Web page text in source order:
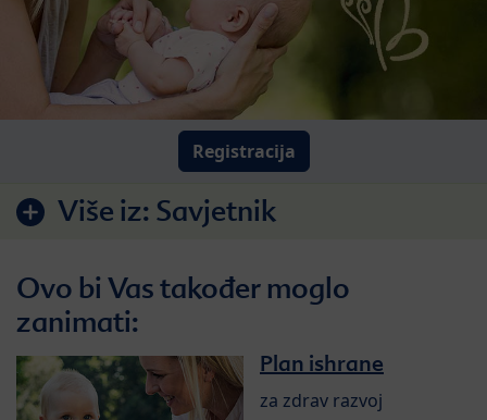
Registracija
Više iz: Savjetnik
Ovo bi Vas također moglo
zanimati:
Plan ishrane
za zdrav razvoj